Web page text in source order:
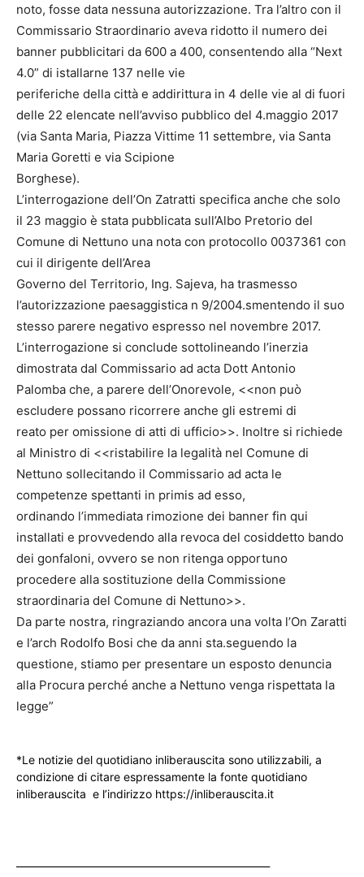
noto, fosse data nessuna autorizzazione. Tra l’altro con il
Commissario Straordinario aveva ridotto il numero dei
banner pubblicitari da 600 a 400, consentendo alla “Next
4.0” di istallarne 137 nelle vie
periferiche della città e addirittura in 4 delle vie al di fuori
delle 22 elencate nell’avviso pubblico del 4.maggio 2017
(via Santa Maria, Piazza Vittime 11 settembre, via Santa
Maria Goretti e via Scipione
Borghese).
L’interrogazione dell’On Zatratti specifica anche che solo
il 23 maggio è stata pubblicata sull’Albo Pretorio del
Comune di Nettuno una nota con protocollo 0037361 con
cui il dirigente dell’Area
Governo del Territorio, Ing. Sajeva, ha trasmesso
l’autorizzazione paesaggistica n 9/2004.smentendo il suo
stesso parere negativo espresso nel novembre 2017.
L’interrogazione si conclude sottolineando l’inerzia
dimostrata dal Commissario ad acta Dott Antonio
Palomba che, a parere dell’Onorevole, <<non può
escludere possano ricorrere anche gli estremi di
reato per omissione di atti di ufficio>>. Inoltre si richiede
al Ministro di <<ristabilire la legalità nel Comune di
Nettuno sollecitando il Commissario ad acta le
competenze spettanti in primis ad esso,
ordinando l’immediata rimozione dei banner fin qui
installati e provvedendo alla revoca del cosiddetto bando
dei gonfaloni, ovvero se non ritenga opportuno
procedere alla sostituzione della Commissione
straordinaria del Comune di Nettuno>>.
Da parte nostra, ringraziando ancora una volta l’On Zaratti
e l’arch Rodolfo Bosi che da anni sta.seguendo la
questione, stiamo per presentare un esposto denuncia
alla Procura perché anche a Nettuno venga rispettata la
legge”
*Le notizie del quotidiano inliberauscita sono utilizzabili, a
condizione di citare espressamente la fonte quotidiano
inliberauscita e l’indirizzo https://inliberauscita.it